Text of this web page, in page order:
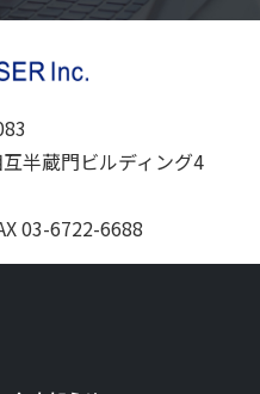
半蔵門ビルディング4
03-6722-6688